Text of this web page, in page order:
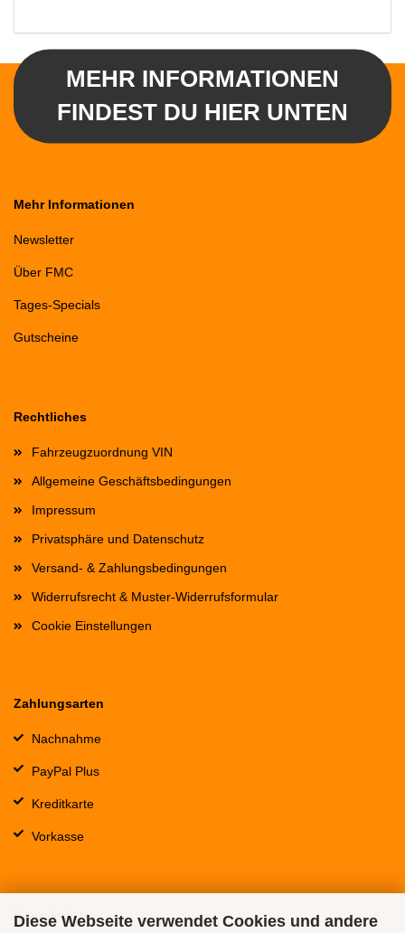
Diese Webseite verwendet Cookies und andere
MEHR INFORMATIONEN
FINDEST DU HIER UNTEN
Mehr Informationen
Newsletter
Über FMC
Tages-Specials
Gutscheine
Rechtliches
Fahrzeugzuordnung VIN
Allgemeine Geschäftsbedingungen
Impressum
Privatsphäre und Datenschutz
Versand- & Zahlungsbedingungen
Widerrufsrecht & Muster-Widerrufsformular
Cookie Einstellungen
Zahlungsarten
Nachnahme
PayPal Plus
Kreditkarte
Vorkasse
Kontaktdaten